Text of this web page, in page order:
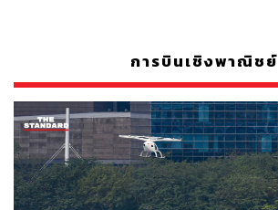
การบินเชิงพาณิชย์